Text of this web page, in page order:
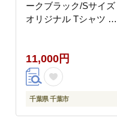
ークブラック/Sサイズ
オリジナル Tシャツ 綿
11,000円
千葉県 千葉市